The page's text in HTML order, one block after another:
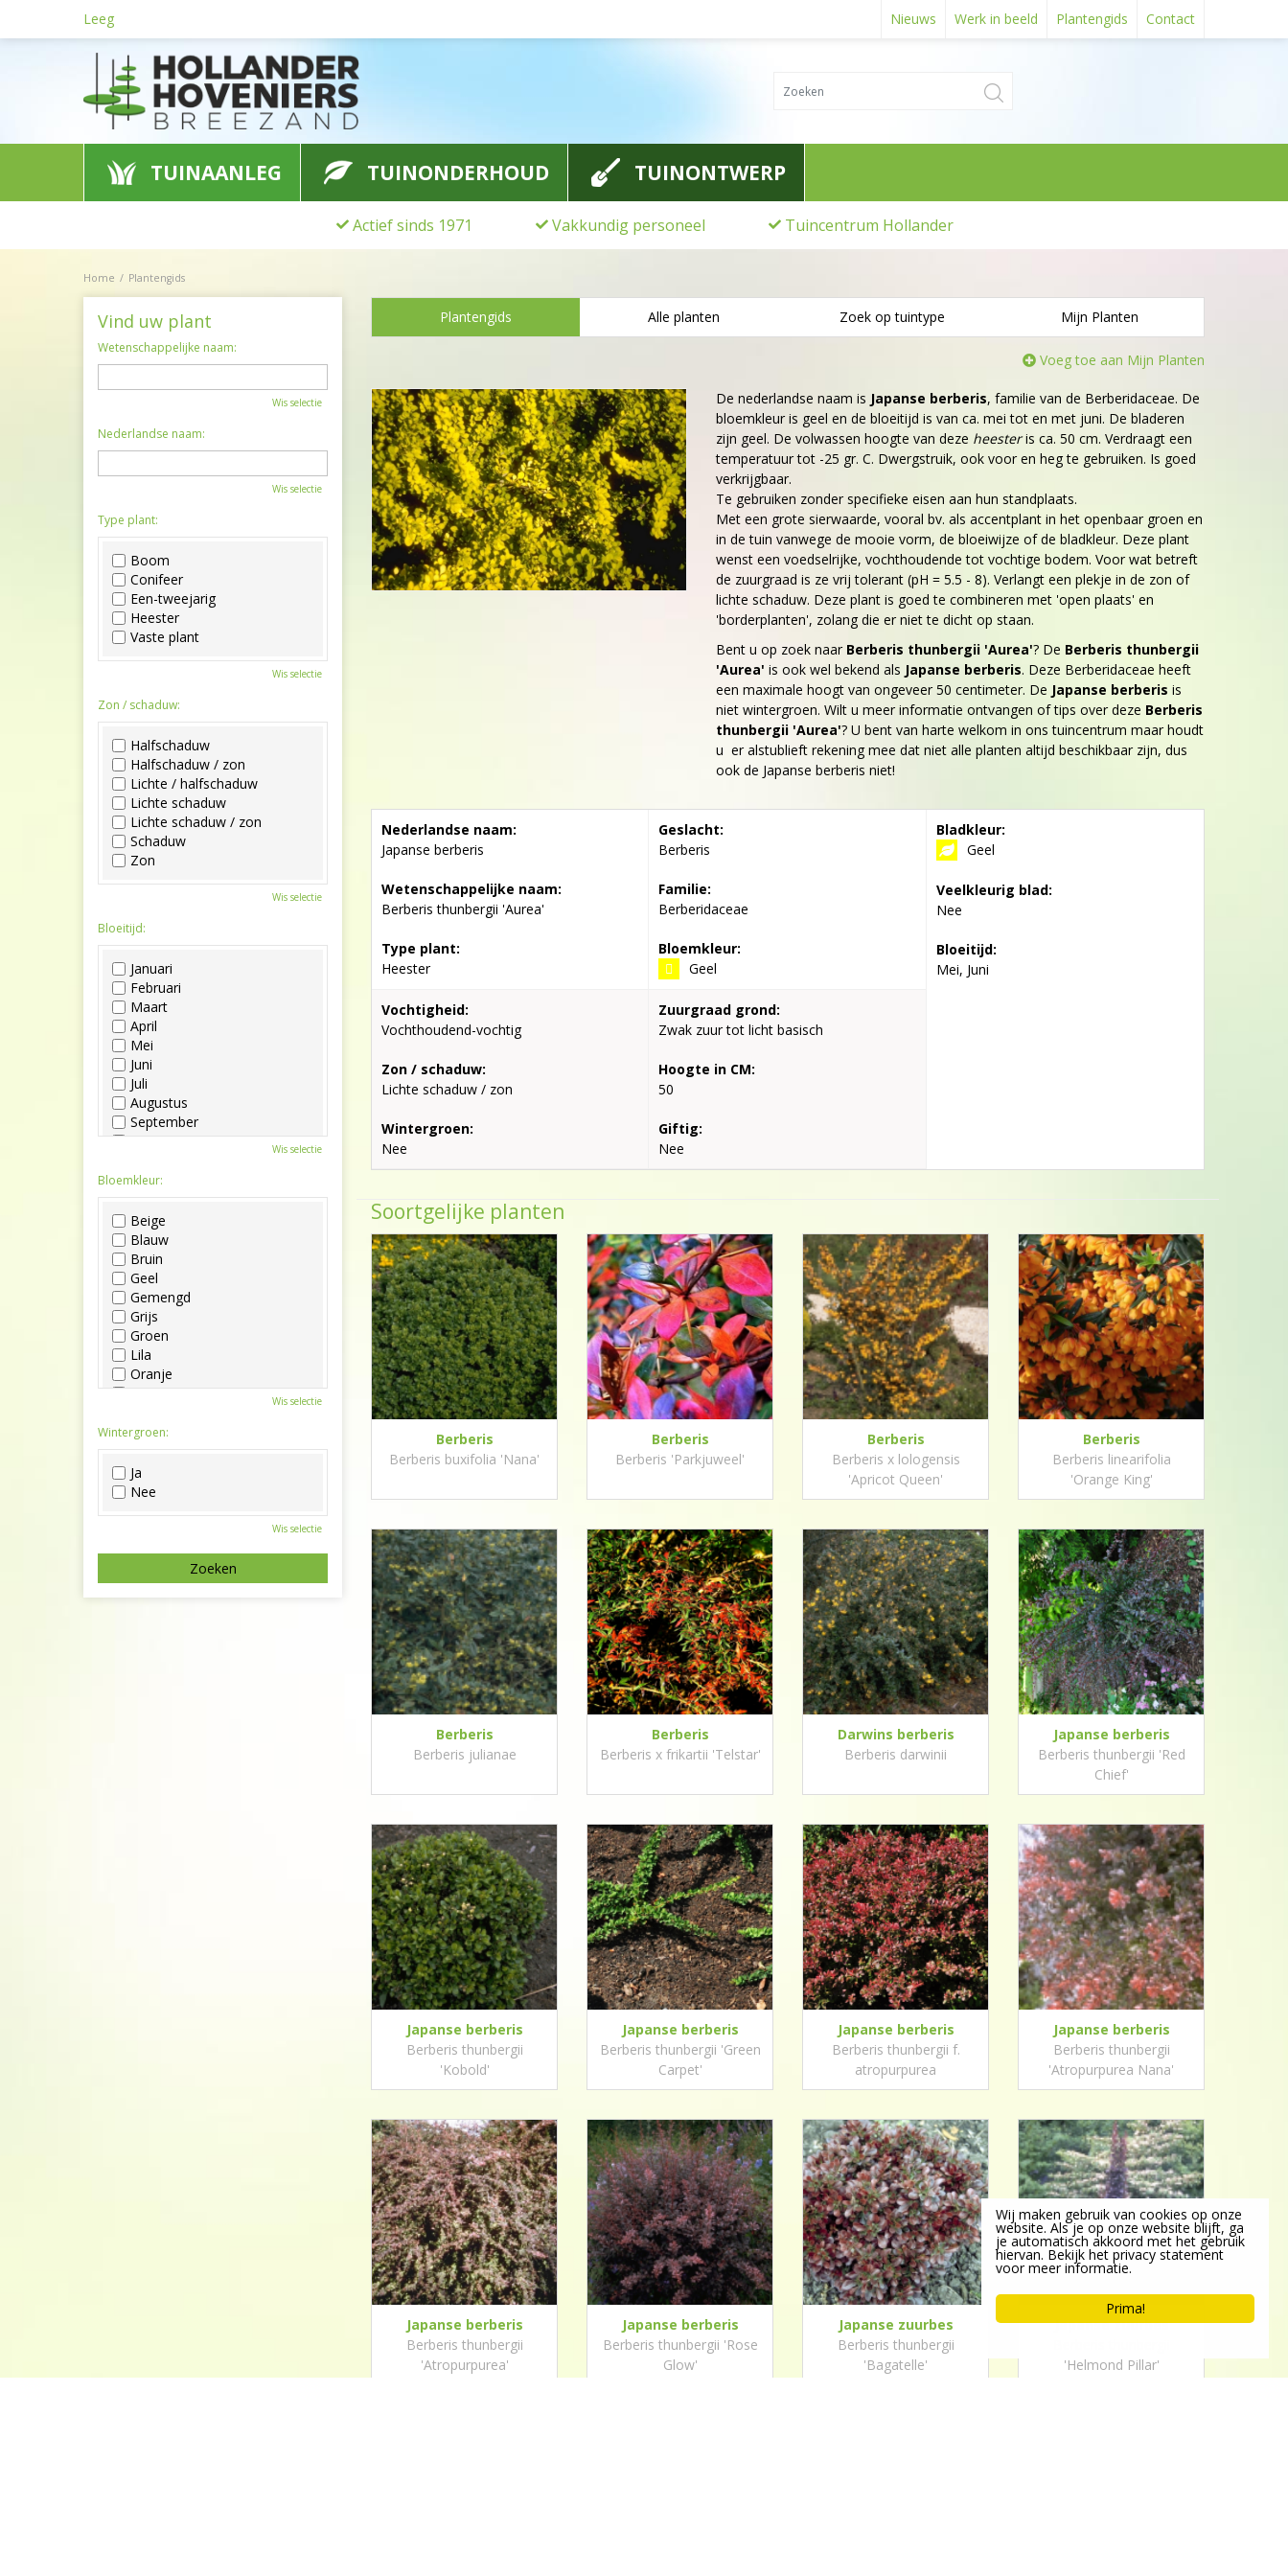
Home Plantengids
Leeg Nieuws Werk in beeld Plantengids Contact
TUINAANLEG TUINONDERHOUD TUINONTWERP
Actief sinds 1971 Vakkundig personeel Tuincentrum Hollander
Plantengids Alle planten Zoek op tuintype Mijn Planten
Voeg toe aan Mijn Planten
De nederlandse naam is Japanse berberis, familie van de Berberidaceae. De
bloemkleur is geel en de bloeitijd is van ca. mei tot en met juni. De bladeren
zijn geel. De volwassen hoogte van deze heesteris ca. 50 cm. Verdraagt een
temperatuur tot -25 gr. C. Dwergstruik, ook voor en heg te gebruiken. Is goed
verkrijgbaar.
Te gebruiken zonder specifieke eisen aan hun standplaats.
Met een grote sierwaarde, vooral bv. als accentplant in het openbaar groen en
in de tuin vanwege de mooie vorm, de bloeiwijze of de bladkleur. Deze plant
wenst een voedselrijke, vochthoudende tot vochtige bodem. Voor wat betreft
de zuurgraad is ze vrij tolerant (pH = 5.5 - 8). Verlangt een plekje in de zon of
lichte schaduw. Deze plant is goed te combineren met 'open plaats' en
'borderplanten', zolang die er niet te dicht op staan.
Bent u op zoek naar Berberis thunbergii 'Aurea'? De Berberis thunbergii
'Aurea' is ook wel bekend als Japanse berberis. Deze Berberidaceae heeft
een maximale hoogt van ongeveer 50 centimeter. De Japanse berberis is
niet wintergroen. Wilt u meer informatie ontvangen of tips over deze Berberis
thunbergii 'Aurea'? U bent van harte welkom in ons tuincentrum maar houdt
u er alstublieft rekening mee dat niet alle planten altijd beschikbaar zijn, dus
ook de Japanse berberis niet!
Nederlandse naam:
Japanse berberis
Wetenschappelijke naam:
Berberis thunbergii 'Aurea'
Type plant:
Heester
Geslacht:
Berberis
Familie:
Berberidaceae
Bloemkleur:
Geel
Bladkleur:
Geel
Veelkleurig blad:
Nee
Bloeitijd:
Mei, Juni
Vochtigheid:
Vochthoudend-vochtig
Zon / schaduw:
Lichte schaduw / zon
Wintergroen:
Nee
Zuurgraad grond:
Zwak zuur tot licht basisch
Hoogte in CM:
50
Giftig:
Nee
Soortgelijke planten
Berberis
Berberis buxifolia 'Nana'
Berberis
Berberis 'Parkjuweel'
Berberis
Berberis x lologensis
'Apricot Queen'
Berberis
Berberis linearifolia
'Orange King'
Berberis
Berberis julianae
Berberis
Berberis x frikartii 'Telstar'
Darwins berberis
Berberis darwinii
Japanse berberis
Berberis thunbergii 'Red
Chief'
Japanse berberis
Berberis thunbergii
'Kobold'
Japanse berberis
Berberis thunbergii 'Green
Carpet'
Japanse berberis
Berberis thunbergii f.
atropurpurea
Japanse berberis
Berberis thunbergii
'Atropurpurea Nana'
Japanse berberis
Berberis thunbergii
'Atropurpurea'
Japanse berberis
Berberis thunbergii 'Rose
Glow'
Japanse zuurbes
Berberis thunbergii
'Bagatelle'
Japanse zuurbes
'Helmond Pillar'
Vind uw plant
Wetenschappelijke naam:
Wis selectie
Nederlandse naam:
Wis selectie
Type plant:
Boom
Conifeer
Een-tweejarig
Heester
Vaste plant
Wis selectie
Zon / schaduw:
Halfschaduw
Halfschaduw / zon
Lichte / halfschaduw
Lichte schaduw
Lichte schaduw / zon
Schaduw
Zon
Wis selectie
Bloeitijd:
Januari
Februari
Maart
April
Mei
Juni
Juli
Augustus
September
Oktober
December
Wis selectie
Bloemkleur:
Beige
Blauw
Bruin
Geel
Gemengd
Grijs
Groen
Lila
Oranje
Paars
Roze
Wit
Zwart
Wis selectie
Wintergroen:
Ja
Nee
Wis selectie
Prima!
Wij maken gebruik van cookies op onze
website. Als je op onze website blijft, ga
je automatisch akkoord met het gebruik
hiervan. Bekijk het privacy statement
voor meer informatie.